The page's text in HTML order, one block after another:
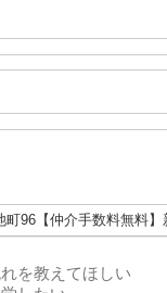
町96【仲介手数料無料